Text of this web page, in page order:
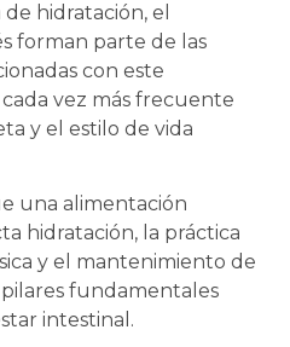
hidratación, el
forman parte de las
con este
vez más frecuente
y el estilo de vida
una alimentación
hidratación, la práctica
y el mantenimiento de
fundamentales
intestinal.